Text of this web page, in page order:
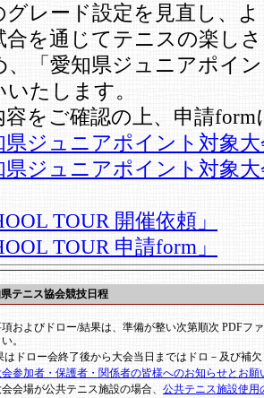
グレード設定を見直し、
合を通じてテニスの楽し
、「愛知県ジュニアポイ
いたします。
容をご確認の上、申請
県ジュニアポイント対象
県ジュニアポイント対象
TOUR 開催依頼」
TOUR 申請form」
テニス協会競技日程
およびドロー/結果は、準備が整い次第順次 PDFフ
。
はドロー会終了後から大会当日まではドロ－及び補
参加者・保護者・関係者の皆様へのお知らせとお願
会場が公共テニス施設の場合、 公共テニス施設使用